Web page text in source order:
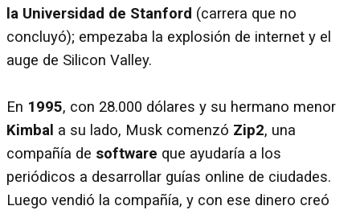
la Universidad de Stanford (carrera que no
concluyó); empezaba la explosión de internet y el
auge de Silicon Valley.
En 1995, con 28.000 dólares y su hermano menor
Kimbal a su lado, Musk comenzó Zip2, una
compañía de software que ayudaría a los
periódicos a desarrollar guías online de ciudades.
Luego vendió la compañía, y con ese dinero creó